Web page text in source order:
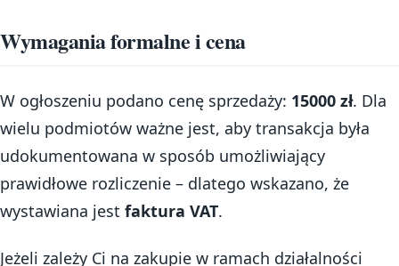
Wymagania formalne i cena
W ogłoszeniu podano cenę sprzedaży: 15000 zł. Dla
wielu podmiotów ważne jest, aby transakcja była
udokumentowana w sposób umożliwiający
prawidłowe rozliczenie – dlatego wskazano, że
wystawiana jest faktura VAT.
Jeżeli zależy Ci na zakupie w ramach działalności